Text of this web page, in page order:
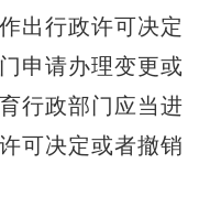
出行政许可决定
申请办理变更或
行政部门应当进
可决定或者撤销